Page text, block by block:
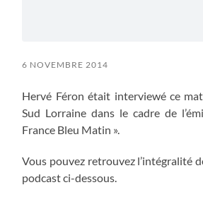
6 NOVEMBRE 2014
Hervé Féron était interviewé ce
Sud Lorraine dans le cadre de
France Bleu Matin ».
Vous pouvez retrouvez l’intégralité
podcast ci-dessous.